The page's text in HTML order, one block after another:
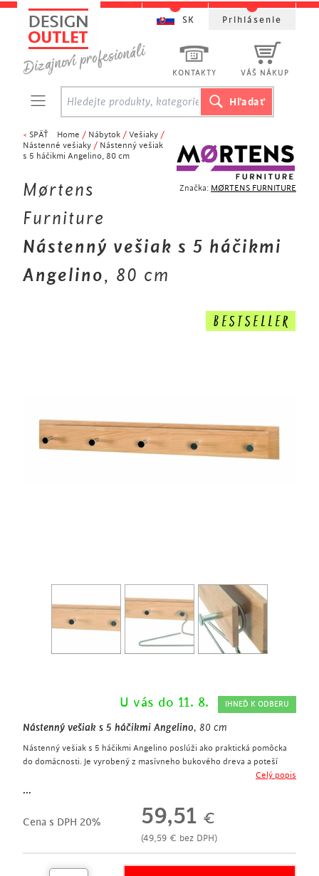
Značka: MØRTENS FURNITURE
< SPÄŤ Home / Nábytok / Vešiaky /
Nástenné vešiaky / Nástenný vešiak
s 5 háčikmi Angelino, 80 cm
Mørtens
Furniture
Nástenný vešiak s 5 háčikmi
Angelino, 80 cm
U vás do 11. 8. IHNEĎ K ODBERU
Nástenný vešiak s 5 háčikmi Angelino, 80 cm
Nástenný vešiak s 5 háčikmi Angelino poslúži ako praktická pomôcka
do domácnosti. Je vyrobený z masívneho bukového dreva a poteší
všetkých milovníkov dreveného nábytku v prírodnom odtieni.
príjemná mäkká textília sivej farby
dekor kríža
...
Celý popis
Cena s DPH 20% 59,51 €
(49,59 € bez DPH)
KONTAKTY VÁŠ NÁKUP
SK Prihlásenie